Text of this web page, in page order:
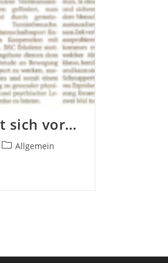
sich vor…
Beitrags-
Allgemein